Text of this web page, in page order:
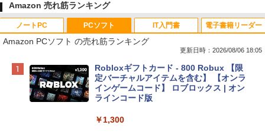
Amazon 売れ筋ランキング
ノートPC
Apple 2026 MacBook Neo A18 Proチッ
プ搭載13インチノートブック：AIとAppl
e Intelligenceのために設計、Liquid Ret
inaディスプレイ、8GBユニファイドメモ
eTime HDカメラ、Touch ID - インディ
PCソフト
Amazon PCソフト の売れ筋ランキング
更新日時：2026/08/06 18:05
Robloxギフトカード - 800 Robux 【限
定バーチャルアイテムを含む】 【オンラ
インゲームコード】 ロブロックス | オン
ラインコード版
￥1,300
IT入門書 電子書籍リーダー